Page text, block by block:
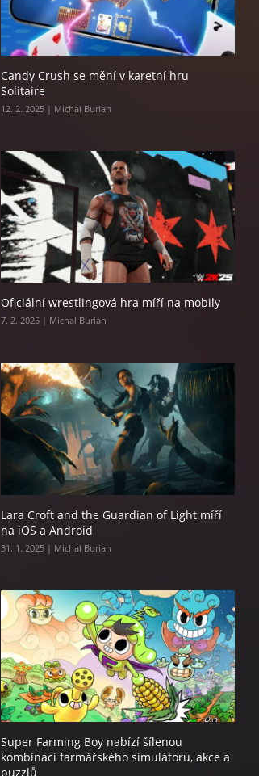
Candy Crush se mění v karetní hru
Solitaire
12. 2. 2025 | Michal Burian
Oficiální wrestlingová hra míří na mobily
7. 2. 2025 | Michal Burian
Lara Croft and the Guardian of Light míří
na iOS a Android
31. 1. 2025 | Michal Burian
Super Farming Boy nabízí šílenou
kombinaci farmářského simulátoru, akce a
puzzlů